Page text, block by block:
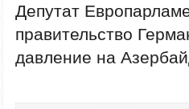
Депутат
правительство
давление на